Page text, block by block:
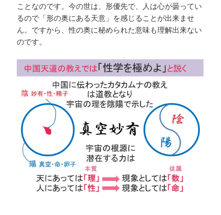
ことなのです。今の世は、形優先で、人は心が曇ってい
るので「形の奥にある天意」を感じることが出来ませ
ん。ですから、性の奥に秘められた意味も理解出来ない
のです。